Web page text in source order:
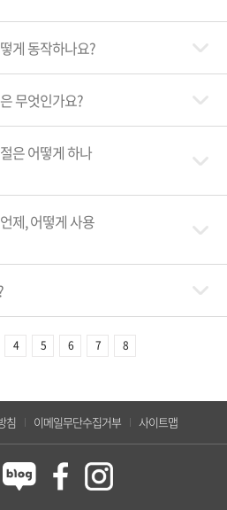
게 동작하나요?
무엇인가요?
은 어떻게 하나
제, 어떻게 사용
4 5 6 7 8
침 이메일무단수집거부 사이트맵